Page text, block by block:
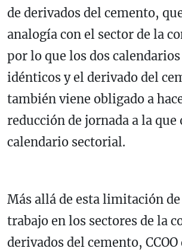
de derivados del cemento,
analogía con el sector de la
por lo que los dos
idénticos y el derivado del
también viene obligado a
reducción de jornada a la que
calendario sectorial.
Más allá de esta limitación
trabajo en los sectores de la
derivados del cemento,